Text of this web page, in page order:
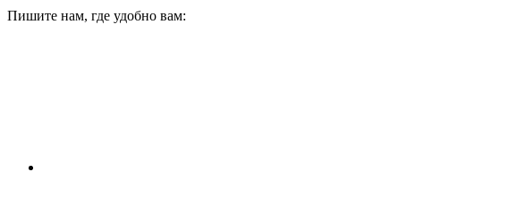
Пишите нам, где удобно вам: